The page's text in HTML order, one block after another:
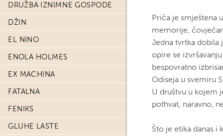
DRUŽBA IZNIMNE GOSPODE
DŽIN
EL NINO
ENOLA HOLMES
EX MACHINA
FATALNA
FENIKS
GLUHE LASTE
Priča je smještena
memorije,
Jedna tvrtka dobila
opire se
bespovratno
Odiseja u svemiru
U društvu u kojem
pothvat, naravno,
Što je etika danas